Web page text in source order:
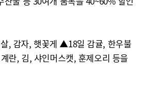
, 감자, 햇꽃게 ▲18일 감귤, 한우불
란, 김, 샤인머스캣, 훈제오리 등을